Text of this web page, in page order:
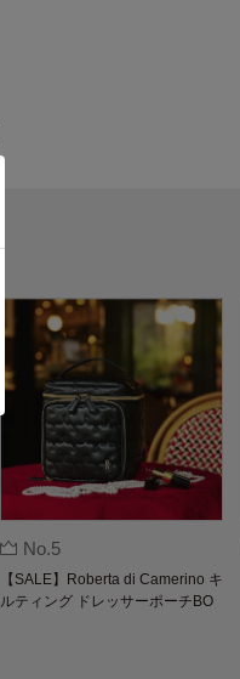
No.5
【SALE】Roberta di Camerino キ
ルティング ドレッサーポーチBO